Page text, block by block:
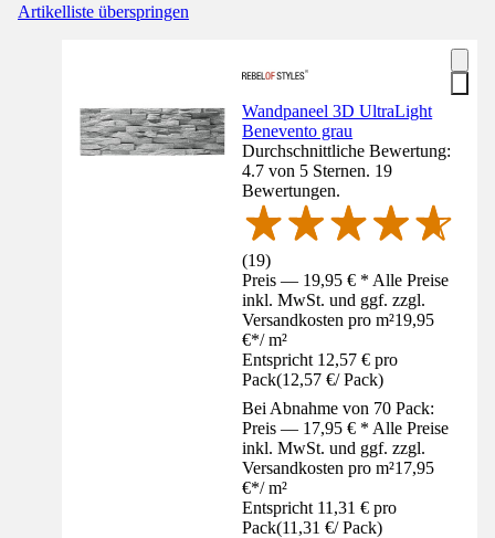
Artikelliste überspringen
Wandpaneel 3D UltraLight
Benevento grau
Durchschnittliche Bewertung:
4.7 von 5 Sternen. 19
Bewertungen.
(19)
Preis — 19,95 € * Alle Preise
inkl. MwSt. und ggf. zzgl.
Versandkosten pro m²19,95
€*/ m²
Entspricht 12,57 € pro
Pack(12,57 €/ Pack)
Bei Abnahme von 70 Pack:
Preis — 17,95 € * Alle Preise
inkl. MwSt. und ggf. zzgl.
Versandkosten pro m²17,95
€*/ m²
Entspricht 11,31 € pro
Pack(11,31 €/ Pack)